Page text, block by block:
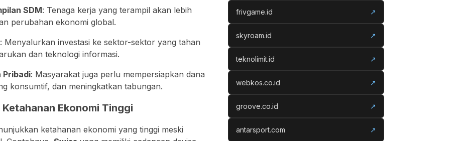
SDM: Tenaga kerja yang terampil akan lebih
perubahan ekonomi global.
: Menyalurkan investasi ke sektor-sektor yang tahan
dan teknologi informasi.
Pribadi: Masyarakat juga perlu mempersiapkan dana
konsumtif, dan meningkatkan tabungan.
Ekonomi Tinggi
ketahanan ekonomi yang tinggi meski
frivgame.id ↗
skyroam.id ↗
teknolimit.id ↗
webkos.co.id ↗
groove.co.id ↗
antarsport.com ↗